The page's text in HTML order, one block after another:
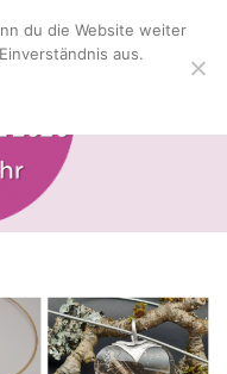
du die Website weiter
aus.